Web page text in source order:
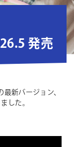
発売
新バージョン、
した。